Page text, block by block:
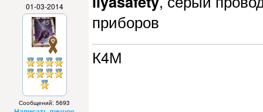
01-03-2014
Сообщений: 5693
приборов
К4М